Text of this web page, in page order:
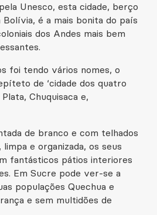
Unesco, esta cidade, berço
Bolívia, é a mais bonita do país
dos Andes mais bem
foi tendo vários nomes, o
de ‘cidade dos quatro
Chuquisaca e,
de branco e com telhados
e organizada, os seus
fantásticos pátios interiores
Em Sucre pode ver-se a
populações Quechua e
e sem multidões de